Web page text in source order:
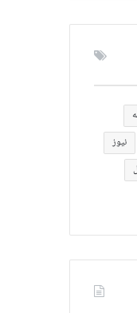
نیوز